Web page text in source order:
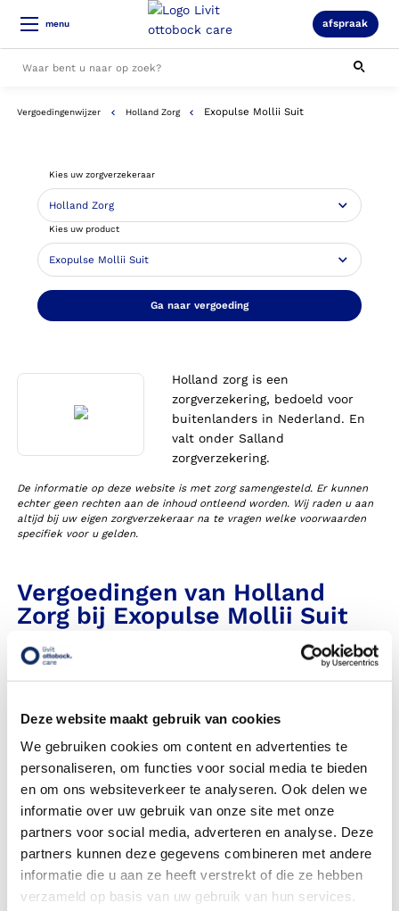
Deze website maakt gebruik van cookies
We gebruiken cookies om content en advertenties te
personaliseren, om functies voor social media te bieden
en om ons websiteverkeer te analyseren. Ook delen we
informatie over uw gebruik van onze site met onze
partners voor social media, adverteren en analyse. Deze
partners kunnen deze gegevens combineren met andere
informatie die u aan ze heeft verstrekt of die ze hebben
verzameld op basis van uw gebruik van hun services.
menu afspraak
Alle resultaten
Vergoedingenwijzer Holland Zorg Exopulse Mollii Suit
Kies uw zorgverzekeraar
Kies uw product
Ga naar vergoeding
Holland zorg is een
zorgverzekering, bedoeld voor
buitenlanders in Nederland. En
valt onder Salland
zorgverzekering.
De informatie op deze website is met zorg samengesteld. Er kunnen
echter geen rechten aan de inhoud ontleend worden. Wij raden u aan
altijd bij uw eigen zorgverzekeraar na te vragen welke voorwaarden
specifiek voor u gelden.
Vergoedingen van Holland
Zorg bij Exopulse Mollii Suit
Heeft Livit Ottobock Care een contract met deze
Krijg ik een vergoeding voor mijn Exopulse Mollii Suit?
Wordt mijn Exopulse Mollii Suit vergoed uit de
basisverzekering?
Wordt mijn Exopulse Mollii Suit vergoed vanuit een
aanvullende verzekering?
Betaal ik een eigen risico?
Is Exopulse Mollii Suit een maatwerkwerk of een confectie